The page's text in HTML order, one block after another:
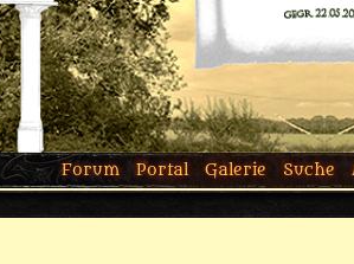
Forum Portal Galerie Suche